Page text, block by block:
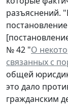
разъяснений.
№ 42 "О
связанных с
общей
это дало
гражданским